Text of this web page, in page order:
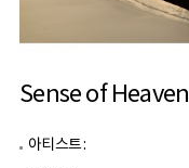
Sense of Heaven
아티스트 :